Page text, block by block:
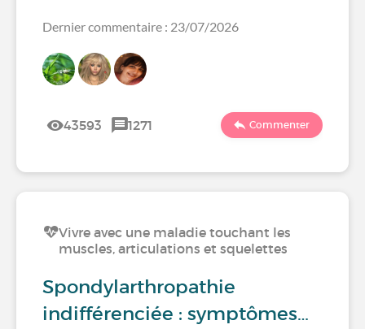
Dernier commentaire : 23/07/2026
43593 1271 Commenter
Vivre avec une maladie touchant les
muscles, articulations et squelettes
Spondylarthropathie
indifférenciée : symptômes…